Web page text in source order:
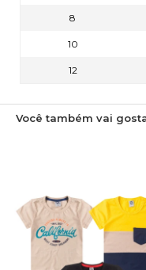
8
10
12
Você também vai